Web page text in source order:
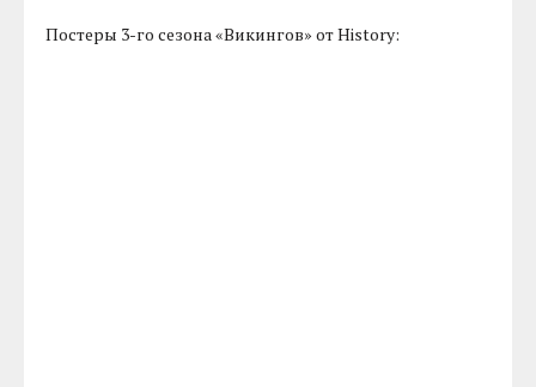
Постеры 3-го сезона «Викингов» от History: